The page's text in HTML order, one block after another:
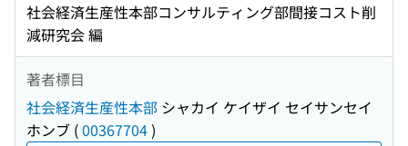
社会経済生産性本部コンサルティング部間接コスト削
減研究会 編
著者標目
社会経済生産性本部 シャカイ ケイザイ セイサンセイ
ホンブ (00367704)